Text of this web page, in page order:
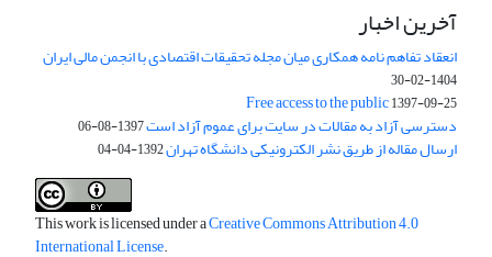
آخرین اخبار
انعقاد تفاهم نامه همکاری میان مجله تحقیقات اقتصادی با انجمن مالی ایران
1404-02-30
Free access to the public1397-09-25
دسترسی آزاد به مقالات در سایت برای عموم آزاد است1397-08-06
ارسال مقاله از طریق نشر الکترونیکی دانشگاه تهران1392-04-04
This work is licensed under aCreative Commons Attribution 4.0
International License.